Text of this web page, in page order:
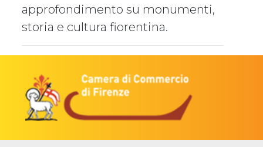
approfondimento su monumenti,
storia e cultura fiorentina.